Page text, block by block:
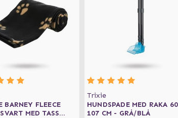
FLEECE
MED TASS
Trixie
HUNDSPADE MED RAKA
107 CM - GRÅ/BLÅ